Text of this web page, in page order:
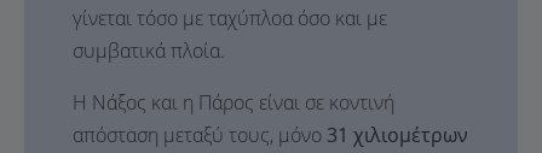
γίνεται τόσο με ταχύπλοα όσο και με
συμβατικά πλοία.
Η Νάξος και η Πάρος είναι σε κοντινή
απόσταση μεταξύ τους, μόνο 31 χιλιομέτρων